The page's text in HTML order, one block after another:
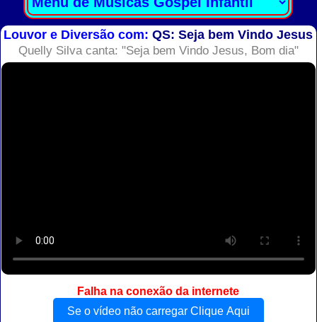
Louvor e Diversão com:QS: Seja bem Vindo Jesus
Quelly Silva canta: "Seja bem Vindo Jesus, Bom dia"
Falha na conexão da internete
Se o vídeo não carregar Clique Aqui